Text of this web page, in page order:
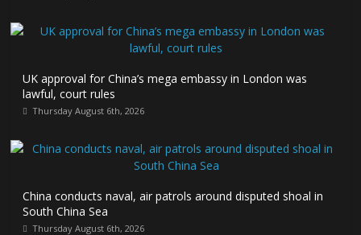
UK approval for China’s mega embassy in London was
lawful, court rules
Thursday August 6th, 2026
China conducts naval, air patrols around disputed shoal in
South China Sea
Thursday August 6th, 2026